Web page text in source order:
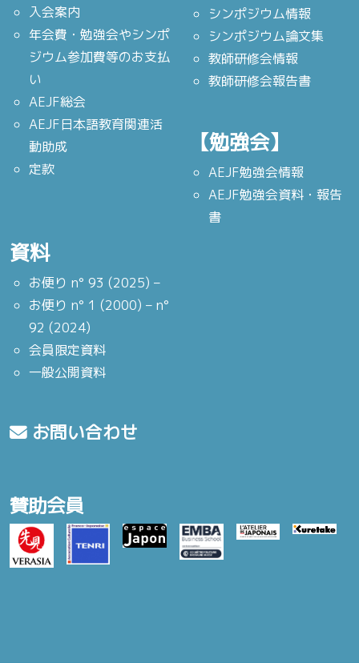
入会案内
年会費・勉強会やシンポ
ジウム参加費等のお支払
い
AEJF総会
AEJF日本語教育関連活
動助成
定款
シンポジウム情報
シンポジウム論文集
教師研修会情報
教師研修会報告書
【勉強会】
AEJF勉強会情報
AEJF勉強会資料・報告
書
資料
お便り n° 93 (2025) –
お便り n° 1 (2000) – n°
92 (2024)
会員限定資料
一般公開資料
お問い合わせ
賛助会員